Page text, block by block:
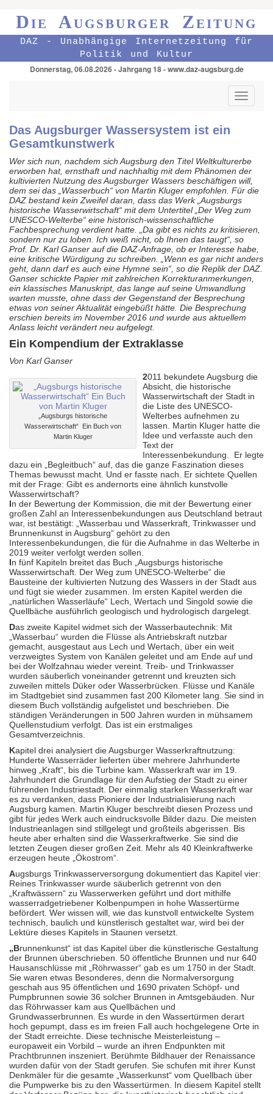
Die Augsburger Zeitung
DAZ - Unabhängige Internetzeitung für
Politik und Kultur
Donnerstag, 06.08.2026 - Jahrgang 18 - www.daz-augsburg.de
Toggle
Das Augsburger Wassersystem ist ein
Gesamtkunstwerk
Wer sich nun, nachdem sich Augsburg den Titel Weltkulturerbe
erworben hat, ernsthaft und nachhaltig mit dem Phänomen der
kultivierten Nutzung des Augsburger Wassers beschäftigen will,
dem sei das „Wasserbuch“ von Martin Kluger empfohlen. Für die
DAZ bestand kein Zweifel daran, dass das Werk „Augsburgs
historische Wasserwirtschaft“ mit dem Untertitel „Der Weg zum
UNESCO-Welterbe“ eine historisch-wissenschaftliche
Fachbesprechung verdient hatte. „Da gibt es nichts zu kritisieren,
sondern nur zu loben. Ich weiß nicht, ob Ihnen das taugt“, so
Prof. Dr. Karl Ganser auf die DAZ-Anfrage, ob er Interesse habe,
eine kritische Würdigung zu schreiben. „Wenn es gar nicht anders
geht, dann darf es auch eine Hymne sein“, so die Replik der DAZ.
Ganser schickte Papier mit zahlreichen Korrekturanmerkungen,
ein klassisches Manuskript, das lange auf seine Umwandlung
warten musste, ohne dass der Gegenstand der Besprechung
etwas von seiner Aktualität eingebüßt hätte. Die Besprechung
erschien bereits im November 2016 und wurde aus aktuellem
Anlass leicht verändert neu aufgelegt.
Ein Kompendium der Extraklasse
Von Karl Ganser
„Augsburgs historische
Wasserwirtschaft“ Ein Buch von
Martin Kluger
2011 bekundete Augsburg die
Absicht, die historische
Wasserwirtschaft der Stadt in
die Liste des UNESCO-
Welterbes aufnehmen zu
lassen. Martin Kluger hatte die
Idee und verfasste auch den
Text der
Interessenbekundung. Er legte
dazu ein „Begleitbuch“ auf, das die ganze Faszination dieses
Themas bewusst macht. Und er fasste nach. Er sichtete Quellen
mit der Frage: Gibt es andernorts eine ähnlich kunstvolle
Wasserwirtschaft?
In der Bewertung der Kommission, die mit der Bewertung einer
großen Zahl an Interessenbekundungen aus Deutschland betraut
war, ist bestätigt: „Wasserbau und Wasserkraft, Trinkwasser und
Brunnenkunst in Augsburg“ gehört zu den
Interessenbekundungen, die für die Aufnahme in das Welterbe in
2019 weiter verfolgt werden sollen.
In fünf Kapiteln breitet das Buch „Augsburgs historische
Wasserwirtschaft. Der Weg zum UNESCO-Welterbe“ die
Bausteine der kultivierten Nutzung des Wassers in der Stadt aus
und fügt sie wieder zusammen. Im ersten Kapitel werden die
„natürlichen Wasserläufe“ Lech, Wertach und Singold sowie die
Quellbäche ausführlich geologisch und hydrologisch dargelegt.
Das zweite Kapitel widmet sich der Wasserbautechnik: Mit
„Wasserbau“ wurden die Flüsse als Antriebskraft nutzbar
gemacht, ausgestaut aus Lech und Wertach, über ein weit
verzweigtes System von Kanälen geleitet und am Ende auf und
bei der Wolfzahnau wieder vereint. Treib- und Trinkwasser
wurden säuberlich voneinander getrennt und kreuzten sich
zuweilen mittels Düker oder Wasserbrücken. Flüsse und Kanäle
im Stadtgebiet sind zusammen fast 200 Kilometer lang. Sie sind in
diesem Buch vollständig aufgelistet und beschrieben. Die
ständigen Veränderungen in 500 Jahren wurden in mühsamem
Quellenstudium verfolgt. Das ist ein erstmaliges
Gesamtverzeichnis.
Kapitel drei analysiert die Augsburger Wasserkraftnutzung:
Hunderte Wasserräder lieferten über mehrere Jahrhunderte
hinweg „Kraft“, bis die Turbine kam. Wasserkraft war im 19.
Jahrhundert die Grundlage für den Aufstieg der Stadt zu einer
führenden Industriestadt. Der einmalig starken Wasserkraft war
es zu verdanken, dass Pioniere der Industrialisierung nach
Augsburg kamen. Martin Kluger beschreibt diesen Prozess und
gibt für jedes Werk auch eindrucksvolle Bilder dazu. Die meisten
Industrieanlagen sind stillgelegt und großteils abgerissen. Bis
heute aber erhalten sind die Wasserkraftwerke. Sie sind die
letzten Zeugen dieser großen Zeit. Mehr als 40 Kleinkraftwerke
erzeugen heute „Ökostrom“.
Augsburgs Trinkwasserversorgung dokumentiert das Kapitel vier:
Reines Trinkwasser wurde säuberlich getrennt von den
„Kraftwässern“ zu Wasserwerken geführt und dort mithilfe
wasserradgetriebener Kolbenpumpen in hohe Wassertürme
befördert. Wer wissen will, wie das kunstvoll entwickelte System
technisch, baulich und künstlerisch gestaltet war, wird bei der
Lektüre dieses Kapitels in Staunen versetzt.
„Brunnenkunst“ ist das Kapitel über die künstlerische Gestaltung
der Brunnen überschrieben. 50 öffentliche Brunnen und nur 640
Hausanschlüsse mit „Röhrwasser“ gab es um 1750 in der Stadt.
Sie waren etwas Besonderes, denn die Normalversorgung
geschah aus 95 öffentlichen und 1690 privaten Schöpf- und
Pumpbrunnen sowie 36 solcher Brunnen in Amtsgebäuden. Nur
das Röhrwasser kam aus Quellbächen und
Grundwasserbrunnen. Es wurde in den Wassertürmen derart
hoch gepumpt, dass es im freien Fall auch hochgelegene Orte in
der Stadt erreichte. Diese technische Meisterleistung –
europaweit ein Vorbild – wurde an ihren Endpunkten mit
Prachtbrunnen inszeniert. Berühmte Bildhauer der Renaissance
wurden dafür von der Stadt gerufen. Sie schufen mit ihrer Kunst
Denkmäler für die gesamte „Wasserkunst“ vom Quellbach über
die Pumpwerke bis zu den Wassertürmen. In diesem Kapitel stellt